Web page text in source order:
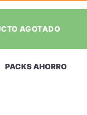
AGOTADO
PACKS AHORRO